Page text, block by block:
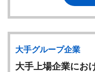
大手グループ企業
大手上場企業にお